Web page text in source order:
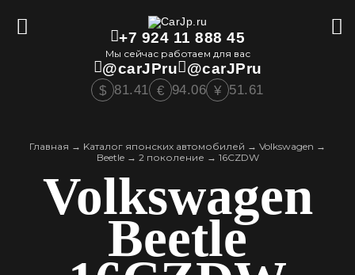
+7 924 11 888 45
Мы сейчас работаем для вас
@carJPru @carJPru
$ 81.41 € 94.06 ¥ 51.61
Главная → Kаталог японских автомобилей → Volkswagen →
Beetle→ 2 поколение → 16CZDW
Volkswagen
Beetle